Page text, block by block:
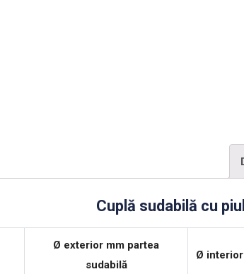
Cuplă sudabilă cu
Ø exterior mm partea
sudabilă
Ø interior